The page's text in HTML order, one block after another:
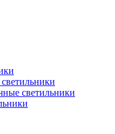
светильники